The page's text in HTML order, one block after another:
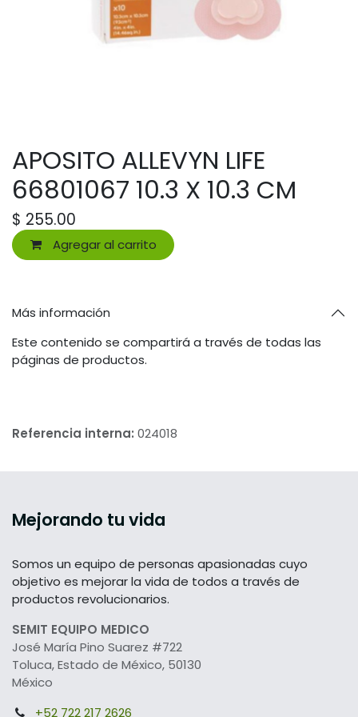
APOSITO ALLEVYN LIFE
66801067 10.3 X 10.3 CM
$ 255.00
Agregar al carrito
Más información
Este contenido se compartirá a través de todas las
páginas de productos.
Referencia interna: 024018
Mejorando tu vida
Somos un equipo de personas apasionadas cuyo
objetivo es mejorar la vida de todos a través de
productos revolucionarios.
SEMIT EQUIPO MEDICO
José María Pino Suarez #722
Toluca, Estado de México, 50130
México
+52 722 217 2626